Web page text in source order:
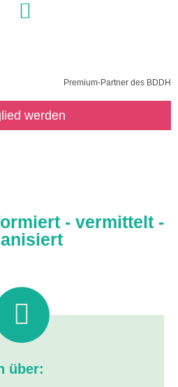
Premium-Partner des BDDH
werden
- vermittelt -
über: